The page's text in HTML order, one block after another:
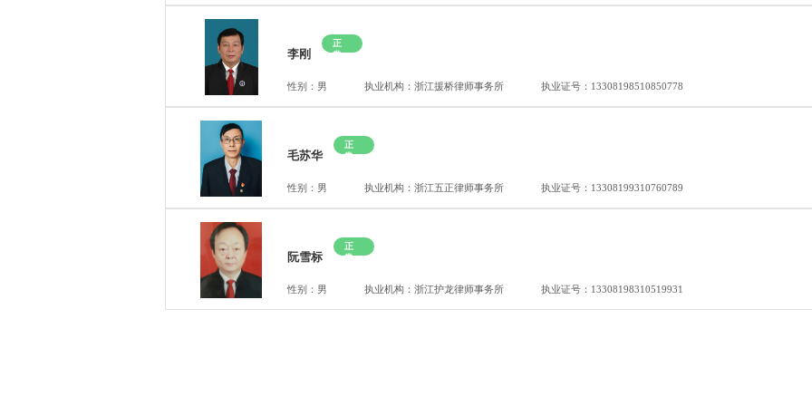
李刚
正
常
性别：男 执业机构：浙江援桥律师事务所 执业证号：13308198510850778
毛苏华
正
常
性别：男 执业机构：浙江五正律师事务所 执业证号：13308199310760789
阮雪标
正
常
性别：男 执业机构：浙江护龙律师事务所 执业证号：13308198310519931